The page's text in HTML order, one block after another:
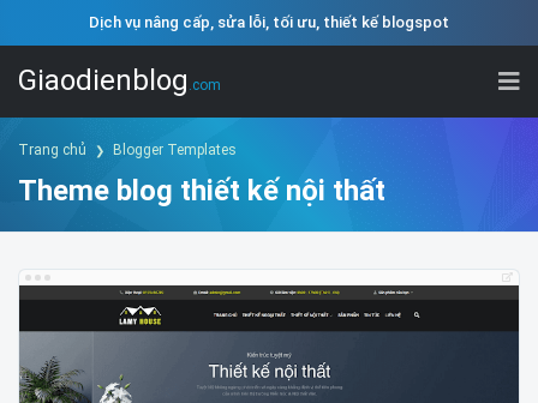
Dịch vụ nâng cấp, sửa lỗi, tối ưu, thiết kế blogspot
Giaodienblog .com
Trang chủ Blogger Templates
Theme blog thiết kế nội thất